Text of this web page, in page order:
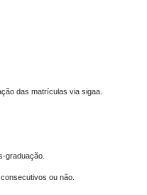
das matrículas via sigaa.
graduação.
ou não.